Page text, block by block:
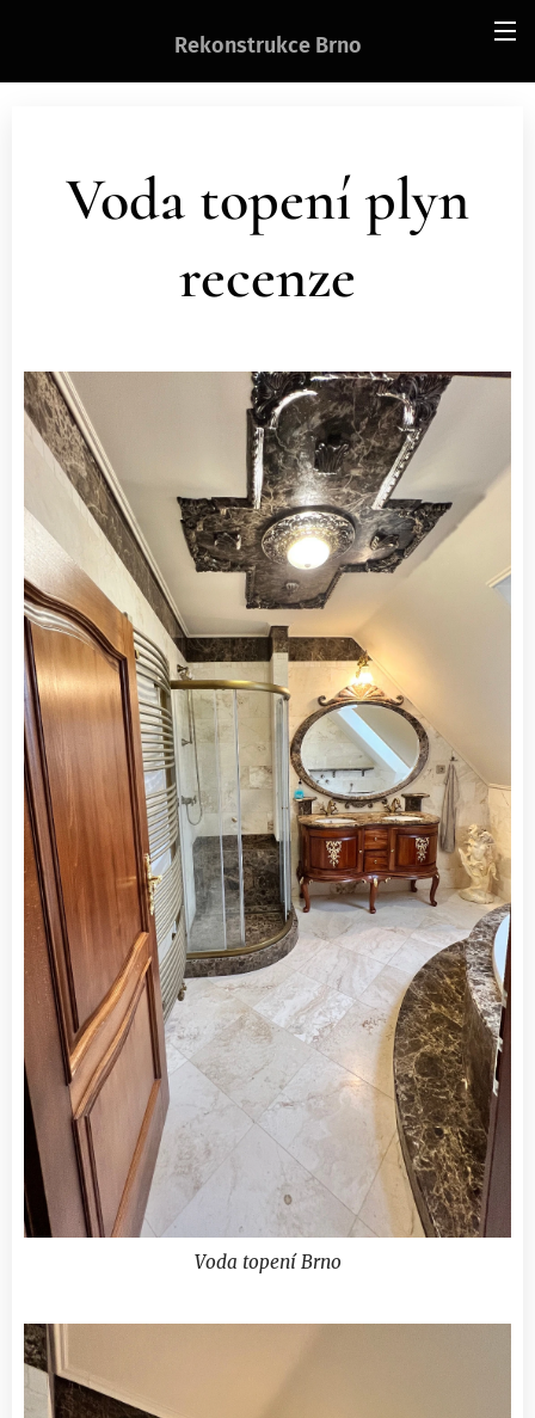
Rekonstrukce Brno
Voda topení plyn
recenze
Voda topení Brno